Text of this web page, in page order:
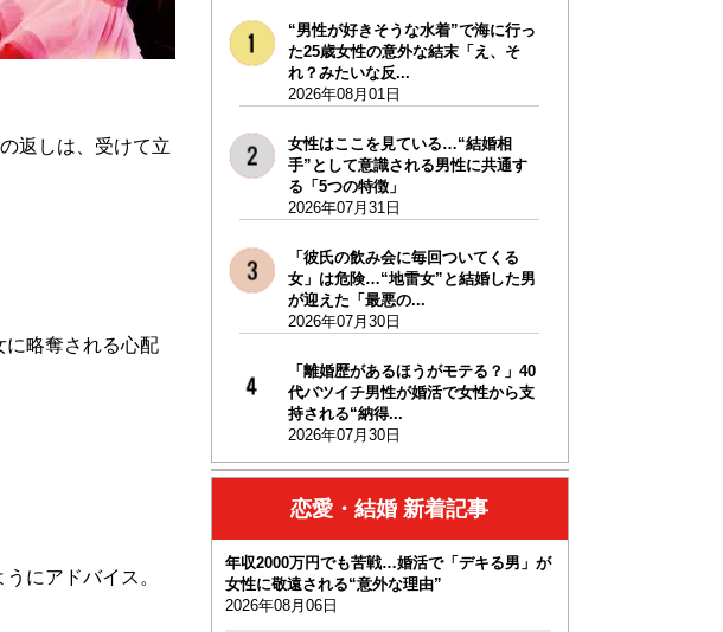
返しは、受けて立
略奪される心配
にアドバイス。
“男性が好きそうな水着”で海に行っ
た25歳女性の意外な結末「え、そ
れ？みたいな反...
2026年08月01日
女性はここを見ている…“結婚相
手”として意識される男性に共通す
る「5つの特徴」
2026年07月31日
「彼氏の飲み会に毎回ついてくる
女」は危険…“地雷女”と結婚した男
が迎えた「最悪の...
2026年07月30日
「離婚歴があるほうがモテる？」40
代バツイチ男性が婚活で女性から支
持される“納得...
2026年07月30日
恋愛・結婚 新着記事
年収2000万円でも苦戦…婚活で「デキる男」が
女性に敬遠される“意外な理由”
2026年08月06日